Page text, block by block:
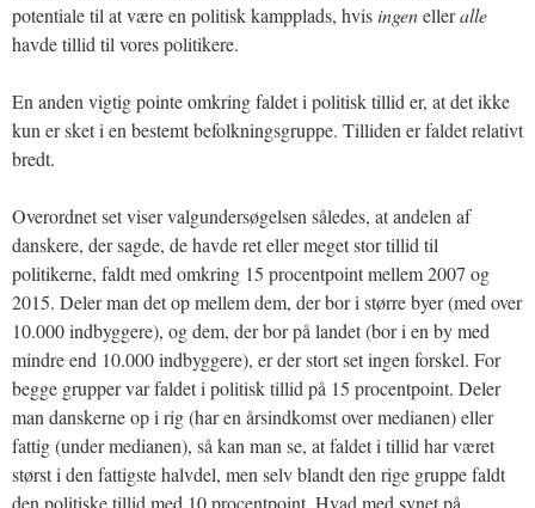
potentiale til at være en politisk kampplads, hvisingenelleralle
havde tillid til vores politikere.
En anden vigtig pointe omkring faldet i politisk tillid er, at det ikke
kun er sket i en bestemt befolkningsgruppe. Tilliden er faldet relativt
bredt.
Overordnet set viser valgundersøgelsen således, at andelen af
danskere, der sagde, de havde ret eller meget stor tillid til
politikerne, faldt med omkring 15 procentpoint mellem 2007 og
2015. Deler man det op mellem dem, der bor i større byer (med over
10.000 indbyggere), og dem, der bor på landet (bor i en by med
mindre end 10.000 indbyggere), er der stort set ingen forskel. For
begge grupper var faldet i politisk tillid på 15 procentpoint. Deler
man danskerne op i rig (har en årsindkomst over medianen) eller
fattig (under medianen), så kan man se, at faldet i tillid har været
størst i den fattigste halvdel, men selv blandt den rige gruppe faldt
den politiske tillid med 10 procentpoint. Hvad med synet på